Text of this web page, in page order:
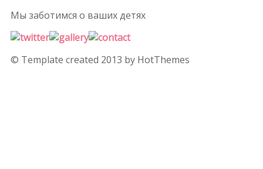
Мы заботимся о ваших детях
© Template created 2013 by HotThemes